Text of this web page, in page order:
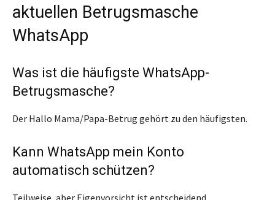
aktuellen Betrugsmasche
WhatsApp
Was ist die häufigste WhatsApp-
Betrugsmasche?
Der Hallo Mama/Papa-Betrug gehört zu den häufigsten.
Kann WhatsApp mein Konto
automatisch schützen?